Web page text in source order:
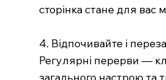
сторінка стане для
4. Відпочивайте і
Регулярні перерви —
загального настрою та